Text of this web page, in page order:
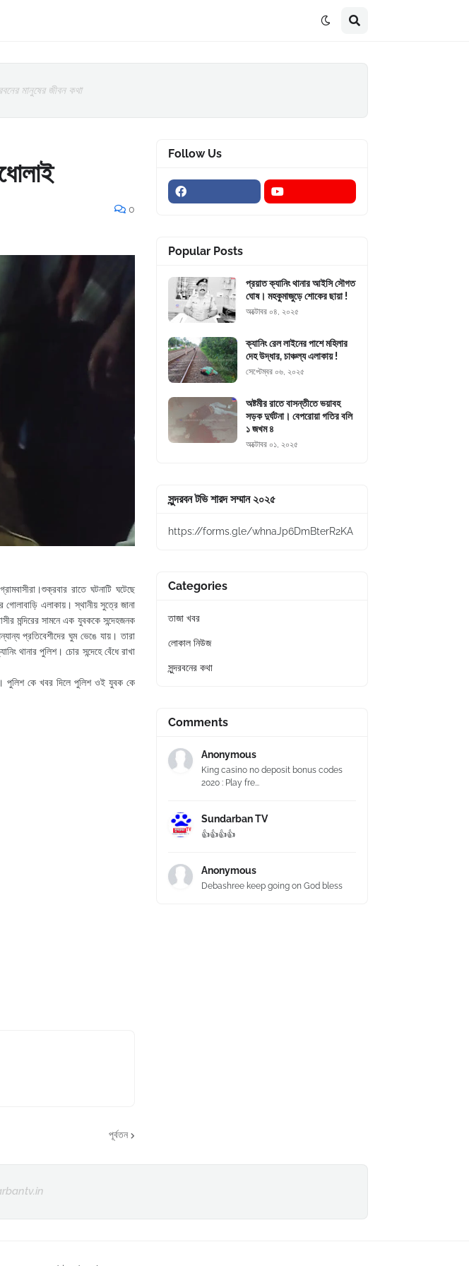
মানুষের জীবন কথা
0
রাতে ঘটনাটি ঘটেছে
গোলাবাড়ি এলাকায়। স্থানীয় সুত্রে জানা
মন্দিরের সামনে এক যুবককে সন্দেহজনক
প্রতিবেশীদের ঘুম ভেঙে যায়। তারা
থানার পুলিশ। চোর সন্দেহে বেঁধে রাখা
পুলিশ কে খবর দিলে পুলিশ ওই যুবক কে
পূর্বতন
Follow Us
Popular Posts
প্রয়াত ক্যানিং থানার আইসি সৌগত
ঘোষ। মহকুমাজুড়ে শোকের ছায়া !
অক্টোবর ০৪, ২০২৫
ক্যানিং রেল লাইনের পাশে মহিলার
দেহ উদ্ধার, চাঞ্চল্য এলাকায় !
সেপ্টেম্বর ০৬, ২০২৫
অষ্টমীর রাতে বাসন্তীতে ভয়াবহ
সড়ক দুর্ঘটনা। বেপরোয়া গতির বলি
১ জখম ৪
অক্টোবর ০১, ২০২৫
সুন্দরবন টভি শারদ সম্মান ২০২৫
https://forms.gle/whnaJp6DmBterR2KA
Categories
তাজা খবর
লোকাল নিউজ
সুন্দরবনের কথা
Comments
Anonymous
King casino no deposit bonus codes
2020 : Play fre...
Sundarban TV
👍👍👍👍
Anonymous
Debashree keep going on God bless